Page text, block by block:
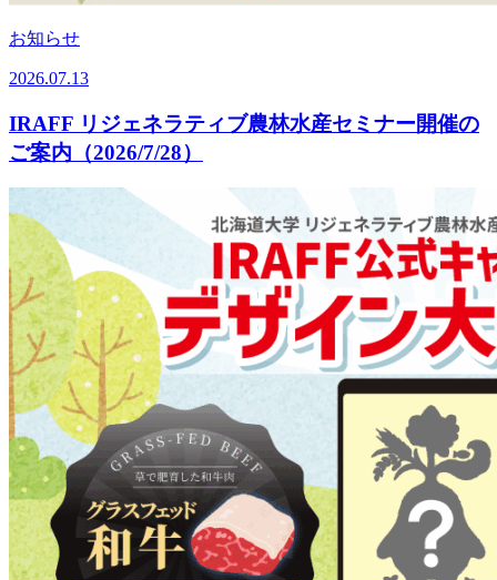
お知らせ
2026.07.13
IRAFF リジェネラティブ農林水産セミナー開催の
ご案内（2026/7/28）